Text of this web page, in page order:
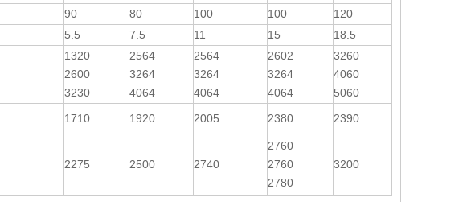
90 80 100 100
120
5.5 7.5 11 15 18.5
1320
2600
3230
2564
3264
4064
2564
3264
4064
2602
3264
4064
3260
4060
5060
1710 1920 2005 2380 2390
2275 2500 2740
2760
2760
2780
3200